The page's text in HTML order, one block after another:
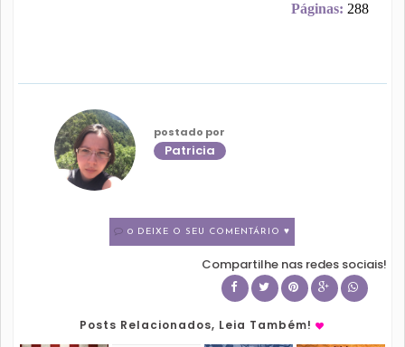
Páginas: 288
postado por
Patricia
0 DEIXE O SEU COMENTÁRIO ♥
Compartilhe nas redes sociais!
Posts Relacionados, Leia Também!